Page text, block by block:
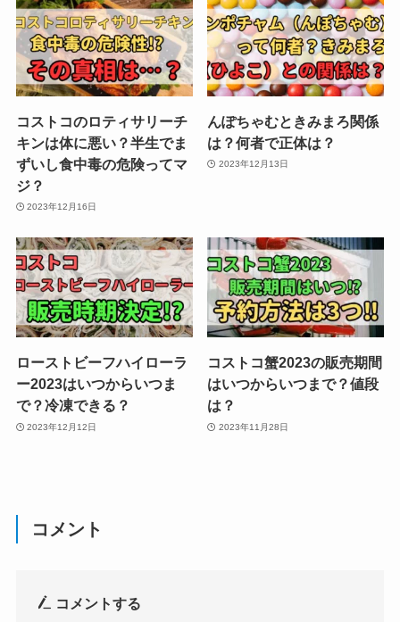
コストコのロティサリーチ
キンは体に悪い？半生でま
ずいし食中毒の危険ってマ
ジ？
2023年12月16日
んぽちゃむときみまろ関係
は？何者で正体は？
2023年12月13日
ローストビーフハイローラ
ー2023はいつからいつま
で？冷凍できる？
2023年12月12日
コストコ蟹2023の販売期間
はいつからいつまで？値段
は？
2023年11月28日
コメント
コメントする